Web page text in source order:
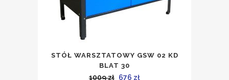
STÓŁ WARSZTATOWY GSW 02 KD
BLAT 30
1009zł Pierwotna
676 złAktualna